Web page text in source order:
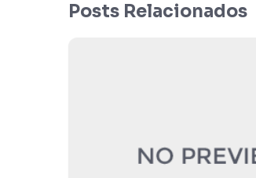
Posts Relacionados